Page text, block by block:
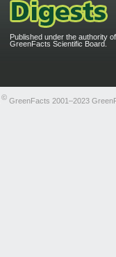
Published under the authority
GreenFacts Scientific Board.
©GreenFacts 2001–2023